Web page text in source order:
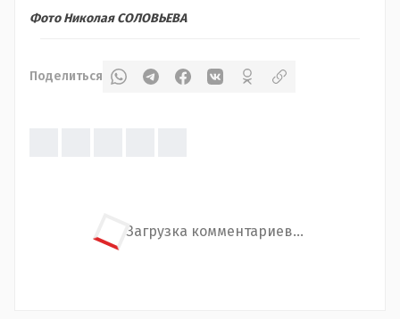
Фото Николая СОЛОВЬЕВА
Поделиться
Загрузка комментариев...